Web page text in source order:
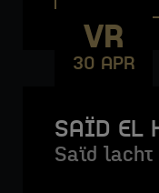
VR
30 APR
SAÏD EL
Saïd lacht